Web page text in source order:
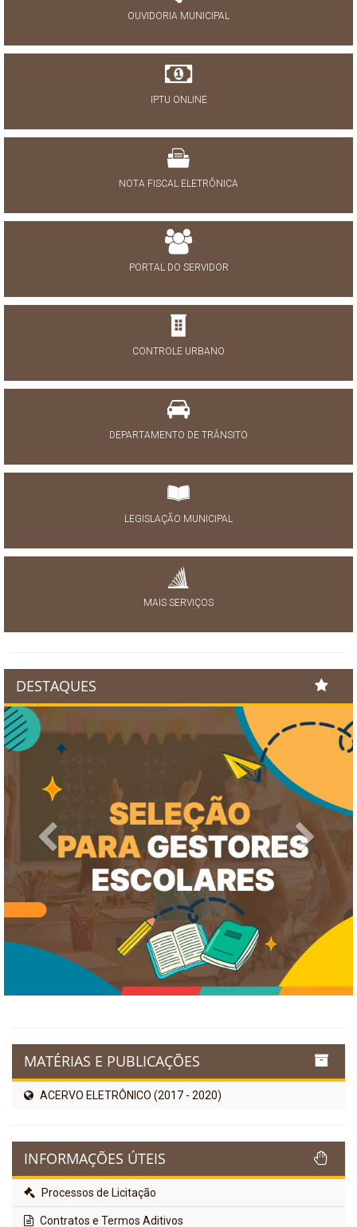
OUVIDORIA MUNICIPAL
IPTU ONLINE
NOTA FISCAL ELETRÔNICA
PORTAL DO SERVIDOR
CONTROLE URBANO
DEPARTAMENTO DE TRÂNSITO
LEGISLAÇÃO MUNICIPAL
MAIS SERVIÇOS
DESTAQUES
Previous Next
MATÉRIAS E PUBLICAÇÕES
ACERVO ELETRÔNICO (2017 - 2020)
INFORMAÇÕES ÚTEIS
Processos de Licitação
Contratos e Termos Aditivos